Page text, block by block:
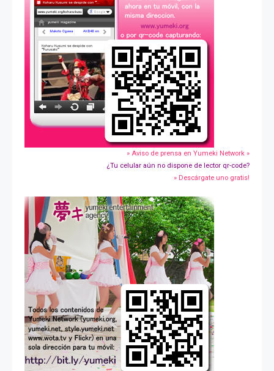
» Aviso de prensa en Yumeki Network »
¿Tu celular aún no dispone de lector qr-code?
» Descárgate uno gratis!